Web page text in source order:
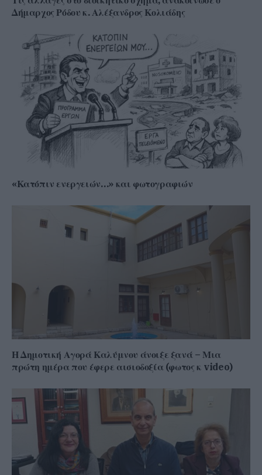
Δήμαρχος Ρόδου κ. Αλέξανδρος Κολιάδης
«Κατόπιν ενεργειών…» και φωτογραφιών
Η Δημοτική Αγορά Καλύμνου άνοιξε ξανά – Μια
πρώτη ημέρα που έφερε αισιοδοξία (φωτος κ video)